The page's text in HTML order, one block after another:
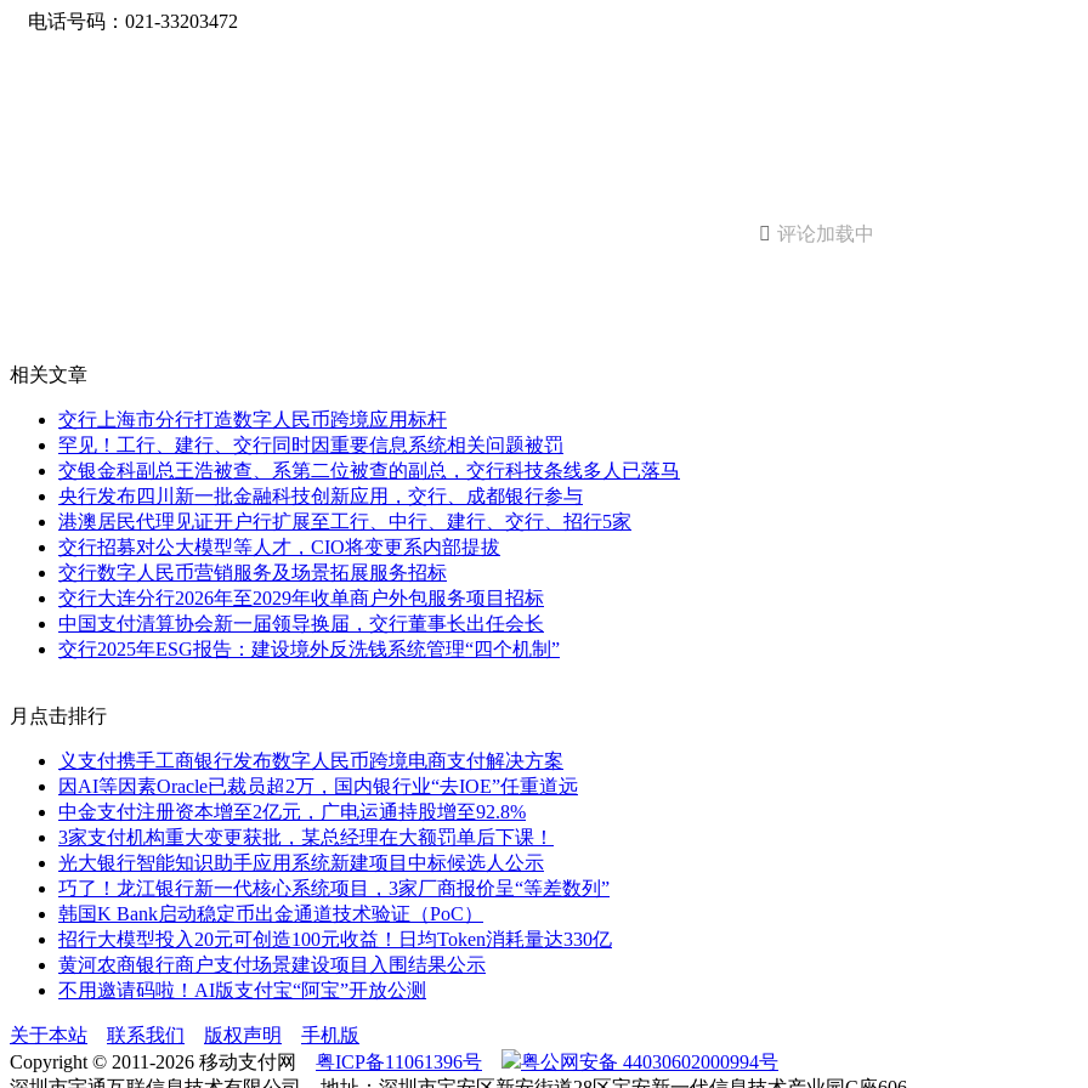
电话号码：021-33203472
 评论加载中
相关文章
交行上海市分行打造数字人民币跨境应用标杆
罕见！工行、建行、交行同时因重要信息系统相关问题被罚
交银金科副总王浩被查、系第二位被查的副总，交行科技条线多人已落马
央行发布四川新一批金融科技创新应用，交行、成都银行参与
港澳居民代理见证开户行扩展至工行、中行、建行、交行、招行5家
交行招募对公大模型等人才，CIO将变更系内部提拔
交行数字人民币营销服务及场景拓展服务招标
交行大连分行2026年至2029年收单商户外包服务项目招标
中国支付清算协会新一届领导换届，交行董事长出任会长
交行2025年ESG报告：建设境外反洗钱系统管理“四个机制”
月点击排行
义支付携手工商银行发布数字人民币跨境电商支付解决方案
因AI等因素Oracle已裁员超2万，国内银行业“去IOE”任重道远
中金支付注册资本增至2亿元，广电运通持股增至92.8%
3家支付机构重大变更获批，某总经理在大额罚单后下课！
光大银行智能知识助手应用系统新建项目中标候选人公示
巧了！龙江银行新一代核心系统项目，3家厂商报价呈“等差数列”
韩国K Bank启动稳定币出金通道技术验证（PoC）
招行大模型投入20元可创造100元收益！日均Token消耗量达330亿
黄河农商银行商户支付场景建设项目入围结果公示
不用邀请码啦！AI版支付宝“阿宝”开放公测
关于本站 联系我们 版权声明
手机版
Copyright © 2011-2026 移动支付网 粤ICP备11061396号
粤公网安备 44030602000994号